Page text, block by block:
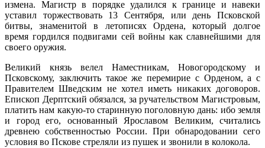
измена. Магистр в порядке удалился к границе и навеки
уставил торжествовать 13 Сентября, или день Псковской
битвы, знаменитой в летописях Ордена, который долгое
время гордился подвигами сей войны как славнейшими для
своего оружия.
Великий князь велел Наместникам, Новогородскому и
Псковскому, заключить такое же перемирие с Орденом, а с
Правителем Шведским не хотел иметь никаких договоров.
Епископ Дерптский обязался, за ручательством Магистровым,
платить нам какую-то старинную поголовную дань: ибо земля
и город его, основанный Ярославом Великим, считались
древнею собственностью России. При обнародовании сего
условия во Пскове стреляли из пушек и звонили в колокола.